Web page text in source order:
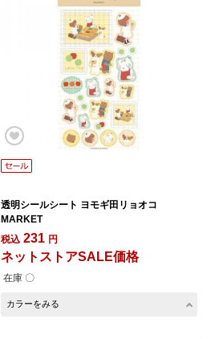
透明シールシート ヨモギ田リョオコ
MARKET
税込 231 円
ネットストアSALE価格
在庫 〇
カラーをみる